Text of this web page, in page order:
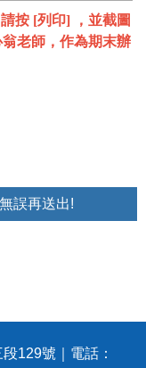
按 [列印] ，並截圖
老師，作為期末辦
誤再送出!
129號｜電話：